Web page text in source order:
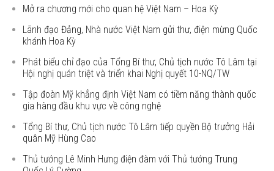
Mở ra chương mới cho quan hệ Việt Nam – Hoa Kỳ
Lãnh đạo Đảng, Nhà nước Việt Nam gửi thư, điện mừng Quốc
khánh Hoa Kỳ
Phát biểu chỉ đạo của Tổng Bí thư, Chủ tịch nước Tô Lâm tại
Hội nghị quán triệt và triển khai Nghị quyết 10-NQ/TW
Tập đoàn Mỹ khẳng định Việt Nam có tiềm năng thành quốc
gia hàng đầu khu vực về công nghệ
Tổng Bí thư, Chủ tịch nước Tô Lâm tiếp quyền Bộ trưởng Hải
quân Mỹ Hùng Cao
Thủ tướng Lê Minh Hưng điện đàm với Thủ tướng Trung